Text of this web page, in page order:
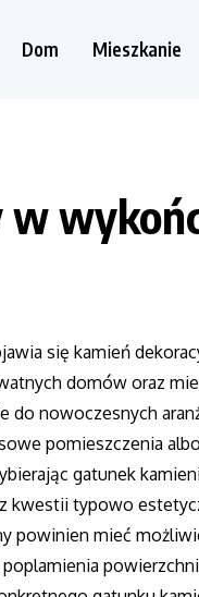
Dom Mieszkanie
w
się kamień
domów oraz
do nowoczesnych
pomieszczenia
gatunek
kwestii typowo
powinien mieć